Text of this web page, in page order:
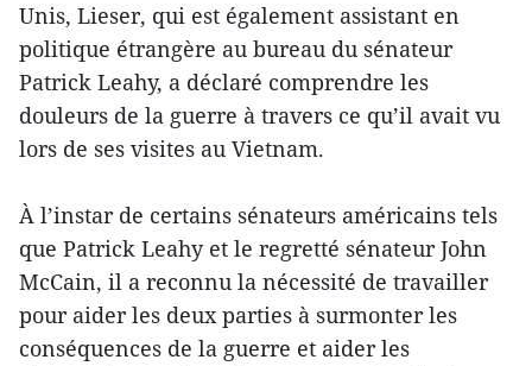
Unis, Lieser, qui est également assistant en
politique étrangère au bureau du sénateur
Patrick Leahy, a déclaré comprendre les
douleurs de la guerre à travers ce qu’il avait vu
lors de ses visites au Vietnam.
À l’instar de certains sénateurs américains tels
que Patrick Leahy et le regretté sénateur John
McCain, il a reconnu la nécessité de travailler
pour aider les deux parties à surmonter les
conséquences de la guerre et aider les